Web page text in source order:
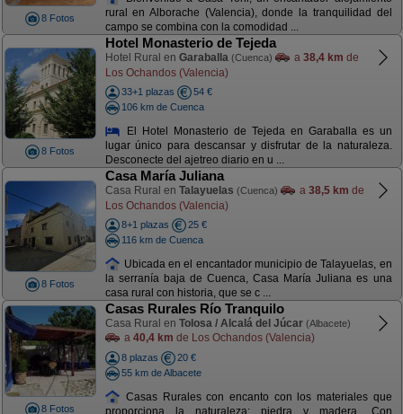
8 Fotos
rural en Alborache (Valencia), donde la tranquilidad del
campo se combina con la comodidad ...
8 Fotos
Hotel Monasterio de Tejeda
Hotel Rural en Garaballa (Cuenca) a 38,4 km de
Los Ochandos (Valencia)
33+1 plazas
54 €
106 km de Cuenca
El Hotel Monasterio de Tejeda en Garaballa es un
lugar único para descansar y disfrutar de la naturaleza.
Desconecte del ajetreo diario en u ...
8 Fotos
Casa María Juliana
Casa Rural en Talayuelas (Cuenca) a 38,5 km de
Los Ochandos (Valencia)
8+1 plazas
25 €
116 km de Cuenca
Ubicada en el encantador municipio de Talayuelas, en
la serranía baja de Cuenca, Casa María Juliana es una
casa rural con historia, que se c ...
8 Fotos
Casas Rurales Río Tranquilo
Casa Rural en Tolosa / Alcalá del Júcar (Albacete)
a 40,4 km de Los Ochandos (Valencia)
8 plazas
20 €
55 km de Albacete
Casas Rurales con encanto con los materiales que